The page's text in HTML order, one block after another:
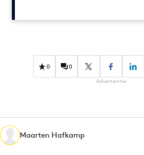
Design
Gedragsverandering
Media
0 0
Advertentie
Maarten Hafkamp